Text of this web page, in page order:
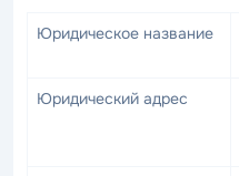
Юридическое название
Юридический адрес